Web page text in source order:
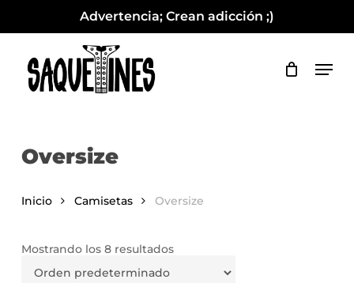
to
content
Advertencia; Crean adicción ;)
Cart Close
Oversize
Inicio Camisetas Oversize
Mostrando los 8 resultados
Menu